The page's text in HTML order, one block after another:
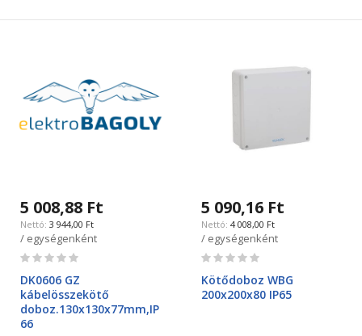
5 008,88 Ft
3 944,00 Ft
/ egységenként
Rating:
DK0606 GZ
kábelösszekötő
doboz.130x130x77mm,IP
66
5 090,16 Ft
4 008,00 Ft
/ egységenként
Rating:
Kötődoboz WBG
200x200x80 IP65